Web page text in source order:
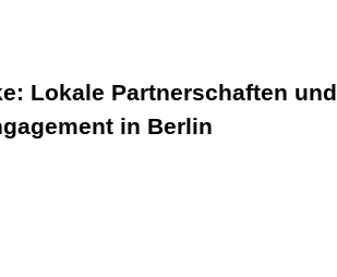
Lokale Partnerschaften und
in Berlin